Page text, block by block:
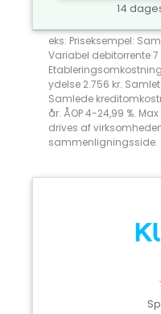
14
eks: Priseksempel:
Variabel debitorrente 7
ydelse 2.756 kr.
Samlede
år. ÅOP 4-24,99 %.
drives af
sammenligningsside.